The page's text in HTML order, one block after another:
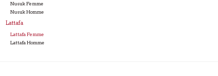
Nusuk Femme
Nusuk Homme
Lattafa
Lattafa Femme
Lattafa Homme